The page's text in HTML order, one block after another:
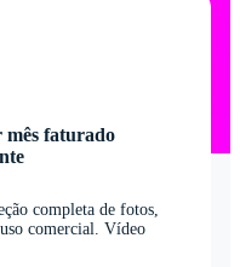
mês faturado
completa de fotos,
comercial. Vídeo